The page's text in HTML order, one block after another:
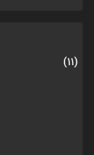
(11)